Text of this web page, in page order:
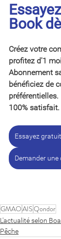
Book
Créez votre
profitez d'1
Abonnement
bénéficiez de
préférentielles.
100% satisfait.
Essayez
Demander une
GMAOAISQondor
L'actualité selon
Pêche